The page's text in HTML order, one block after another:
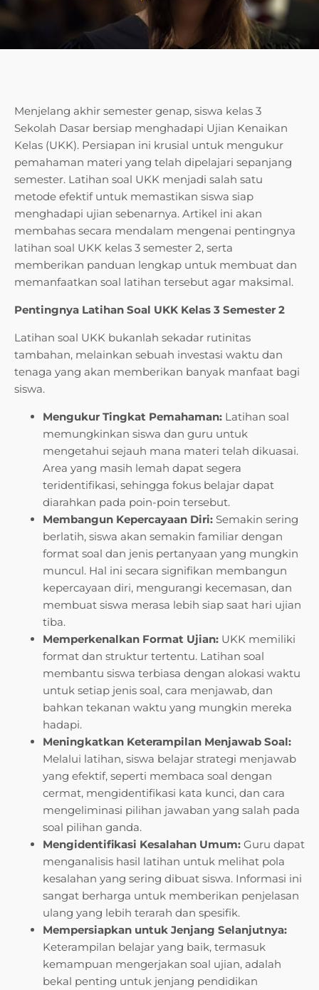
Menjelang akhir semester genap, siswa kelas 3
Sekolah Dasar bersiap menghadapi Ujian Kenaikan
Kelas (UKK). Persiapan ini krusial untuk mengukur
pemahaman materi yang telah dipelajari sepanjang
semester. Latihan soal UKK menjadi salah satu
metode efektif untuk memastikan siswa siap
menghadapi ujian sebenarnya. Artikel ini akan
membahas secara mendalam mengenai pentingnya
latihan soal UKK kelas 3 semester 2, serta
memberikan panduan lengkap untuk membuat dan
memanfaatkan soal latihan tersebut agar maksimal.
Pentingnya Latihan Soal UKK Kelas 3 Semester 2
Latihan soal UKK bukanlah sekadar rutinitas
tambahan, melainkan sebuah investasi waktu dan
tenaga yang akan memberikan banyak manfaat bagi
siswa.
Mengukur Tingkat Pemahaman: Latihan soal
memungkinkan siswa dan guru untuk
mengetahui sejauh mana materi telah dikuasai.
Area yang masih lemah dapat segera
teridentifikasi, sehingga fokus belajar dapat
diarahkan pada poin-poin tersebut.
Membangun Kepercayaan Diri: Semakin sering
berlatih, siswa akan semakin familiar dengan
format soal dan jenis pertanyaan yang mungkin
muncul. Hal ini secara signifikan membangun
kepercayaan diri, mengurangi kecemasan, dan
membuat siswa merasa lebih siap saat hari ujian
tiba.
Memperkenalkan Format Ujian: UKK memiliki
format dan struktur tertentu. Latihan soal
membantu siswa terbiasa dengan alokasi waktu
untuk setiap jenis soal, cara menjawab, dan
bahkan tekanan waktu yang mungkin mereka
hadapi.
Meningkatkan Keterampilan Menjawab Soal:
Melalui latihan, siswa belajar strategi menjawab
yang efektif, seperti membaca soal dengan
cermat, mengidentifikasi kata kunci, dan cara
mengeliminasi pilihan jawaban yang salah pada
soal pilihan ganda.
Mengidentifikasi Kesalahan Umum: Guru dapat
menganalisis hasil latihan untuk melihat pola
kesalahan yang sering dibuat siswa. Informasi ini
sangat berharga untuk memberikan penjelasan
ulang yang lebih terarah dan spesifik.
Mempersiapkan untuk Jenjang Selanjutnya:
Keterampilan belajar yang baik, termasuk
kemampuan mengerjakan soal ujian, adalah
bekal penting untuk jenjang pendidikan